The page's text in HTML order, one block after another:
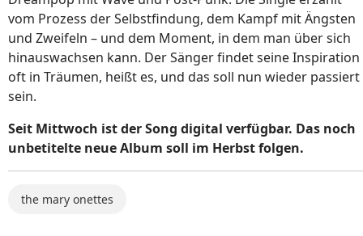
vom Prozess der Selbstfindung, dem Kampf mit Ängsten
und Zweifeln – und dem Moment, in dem man über sich
hinauswachsen kann. Der Sänger findet seine Inspiration
oft in Träumen, heißt es, und das soll nun wieder passiert
sein.
Seit Mittwoch ist der Song digital verfügbar. Das noch
unbetitelte neue Album soll im Herbst folgen.
the mary onettes